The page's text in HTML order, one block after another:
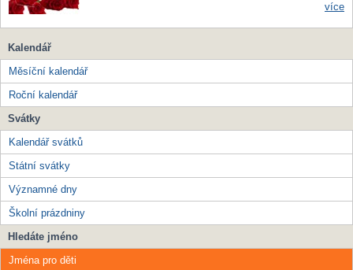
více
Kalendář
Měsíční kalendář
Roční kalendář
Svátky
Kalendář svátků
Státní svátky
Významné dny
Školní prázdniny
Hledáte jméno
Jména pro děti